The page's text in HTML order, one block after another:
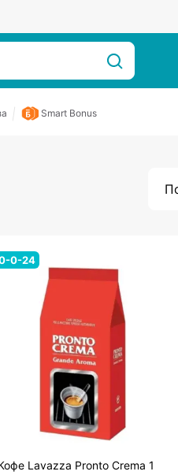
Smart Bonus
0-24
Lavazza Pronto Crema 1